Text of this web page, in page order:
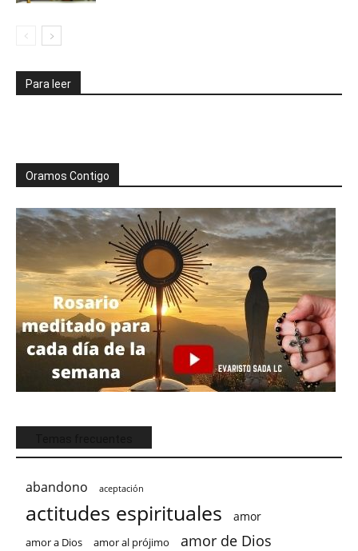
Para leer
Oramos Contigo
abandono aceptación
actitudes espirituales amor
amor a Dios amor al prójimo amor de Dios